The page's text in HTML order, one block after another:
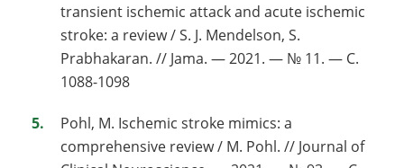
transient ischemic attack and acute ischemic
stroke: a review / S. J. Mendelson, S.
Prabhakaran. // Jama. — 2021. — № 11. — С.
1088-1098
Pohl, M. Ischemic stroke mimics: a
comprehensive review / M. Pohl. // Journal of